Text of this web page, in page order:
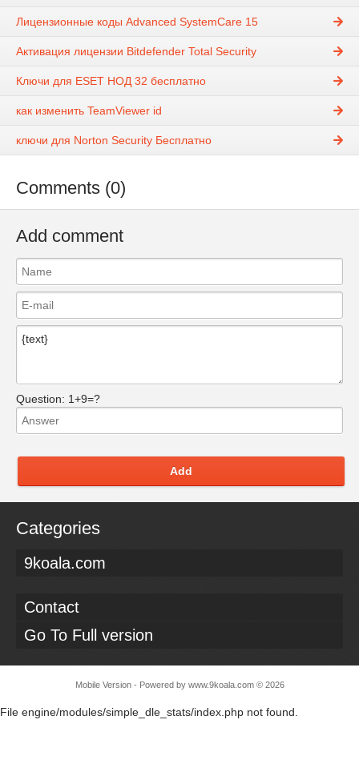
Лицензионные коды Advanced SystemCare 15
Активация лицензии Bitdefender Total Security
Ключи для ESET НОД 32 бесплатно
как изменить TeamViewer id
ключи для Norton Security Бесплатно
Comments (0)
Add comment
Question: 1+9=?
Add
Categories
9koala.com
Contact
Go To Full version
Mobile Version - Powered by www.9koala.com© 2026
File engine/modules/simple_dle_stats/index.php not found.